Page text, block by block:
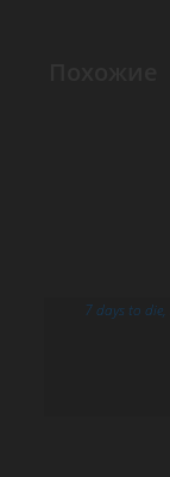
7 days to die,